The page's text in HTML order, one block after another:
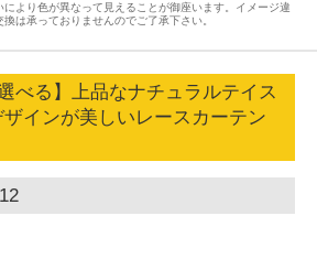
より色が異なって見えることが御座います。イメージ違
換は承っておりませんのでご了承下さい。
べる】上品なナチュラルテイス
ザインが美しいレースカーテン